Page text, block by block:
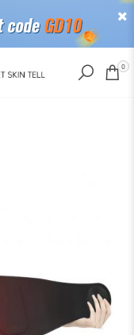
RECENT BEKEKEN 0